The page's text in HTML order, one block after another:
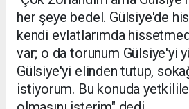
her şeye bedel. Gülsiye'de
kendi evlatlarımda
var; o da torunum Gülsiye'yi
Gülsiye'yi elinden tutup,
istiyorum. Bu konuda